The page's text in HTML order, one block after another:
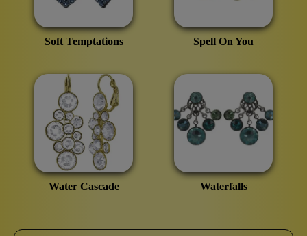
Soft Temptations Spell On You
Water Cascade Waterfalls